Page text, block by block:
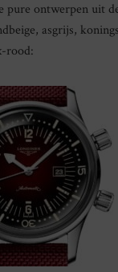
pure ontwerpen uit
asgrijs,
rood: